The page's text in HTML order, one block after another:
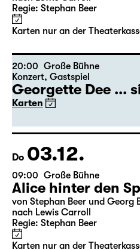
09:00 Große Bühne
Alice hinter den
von Stephan Beer und Georg
Regie: Stephan Beer
Karten nur an der Theaterkasse
Große Bühne
Georgette Dee ...
Karten
Do 03.12.
09:00 Große Bühne
Alice hinter den
von Stephan Beer und Georg